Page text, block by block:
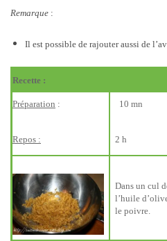
Remarque :
Il est possible de rajouter aussi de
Recette :
Préparation :
Repos :
10 mn
2 h
Dans un cul
l’huile
le poivre.